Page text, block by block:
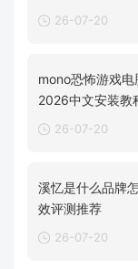
26-07-20
mono恐怖游戏电
2026中文安装教
26-07-20
溪忆是什么品牌
效评测推荐
26-07-20